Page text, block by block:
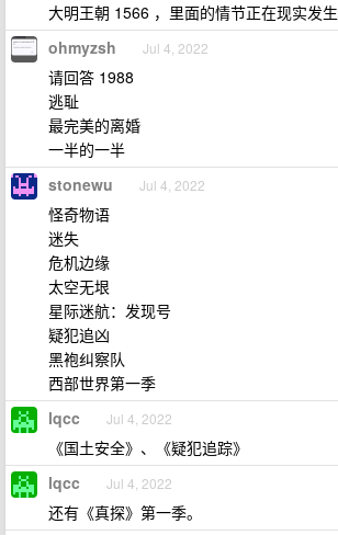
大明王朝 1566 ，里面的情节正在现实发生
ohmyzsh Jul 4, 2022
请回答 1988
逃耻
最完美的离婚
一半的一半
stonewu Jul 4, 2022
怪奇物语
迷失
危机边缘
太空无垠
星际迷航：发现号
疑犯追凶
黑袍纠察队
西部世界第一季
lqcc Jul 4, 2022
《国土安全》、《疑犯追踪》
lqcc Jul 4, 2022
还有《真探》第一季。